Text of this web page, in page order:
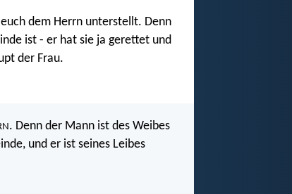
dem Herrn unterstellt. Denn
ist - er hat sie ja gerettet und
der Frau.
. Denn der Mann ist des Weibes
und er ist seines Leibes